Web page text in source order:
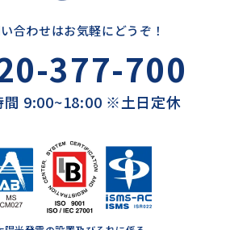
合わせはお気軽にどうぞ！
377-700
間 9:00~18:00 ※土日定休